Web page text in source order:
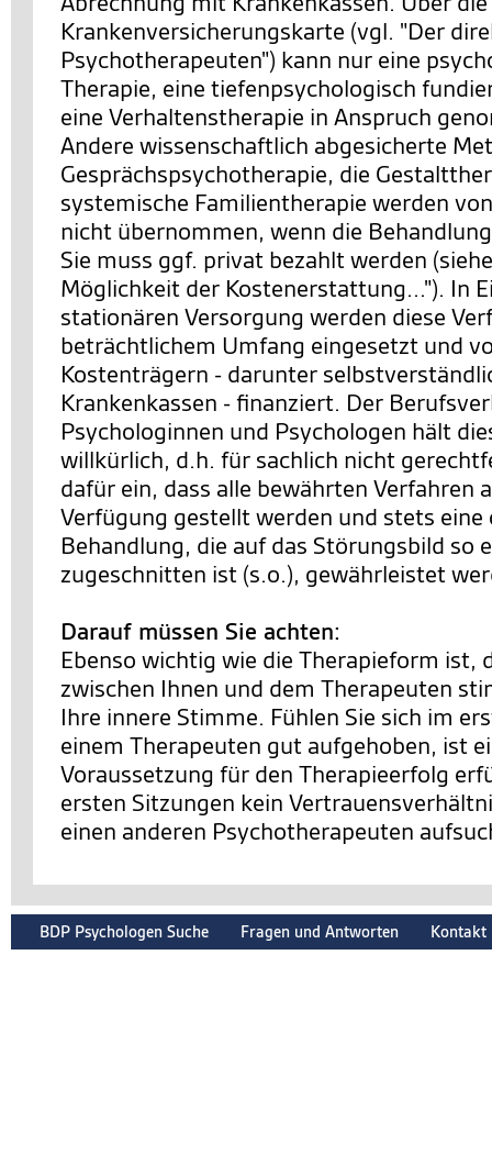
Krankenversicherungskarte (vgl. "Der
Psychotherapeuten") kann nur eine
Therapie, eine tiefenpsychologisch
eine Verhaltenstherapie in Anspruch
Andere wissenschaftlich abgesicherte
Gesprächspsychotherapie, die
systemische Familientherapie werden
nicht übernommen, wenn die
Sie muss ggf. privat bezahlt werden
Möglichkeit der Kostenerstattung..."). In
stationären Versorgung werden diese
beträchtlichem Umfang eingesetzt und
Kostenträgern - darunter
Krankenkassen - finanziert. Der
Psychologinnen und Psychologen hält
willkürlich, d.h. für sachlich nicht
dafür ein, dass alle bewährten Verfahren
Verfügung gestellt werden und stets eine
Behandlung, die auf das Störungsbild so
zugeschnitten ist (s.o.), gewährleistet
Darauf müssen Sie achten:
Ebenso wichtig wie die Therapieform ist,
zwischen Ihnen und dem Therapeuten
Ihre innere Stimme. Fühlen Sie sich im
einem Therapeuten gut aufgehoben, ist
Voraussetzung für den Therapieerfolg
ersten Sitzungen kein
einen anderen Psychotherapeuten
BDP Psychologen Suche Fragen und Antworten Kontakt